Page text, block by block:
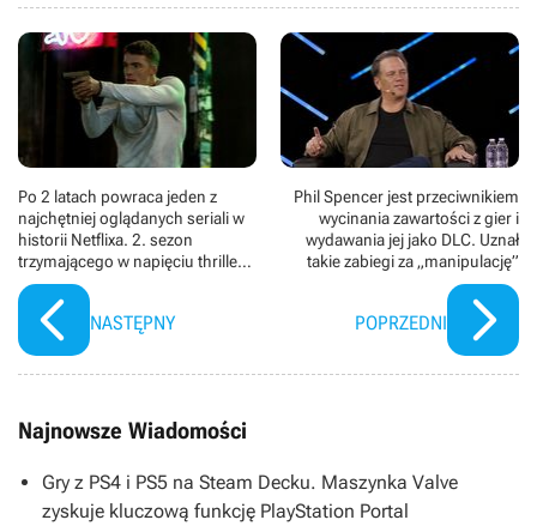
Po 2 latach powraca jeden z
najchętniej oglądanych seriali w
historii Netflixa. 2. sezon
trzymającego w napięciu thrillera
akcji ma już zwiastun i datę
premiery
NASTĘPNY
Phil Spencer jest przeciwnikiem
wycinania zawartości z gier i
wydawania jej jako DLC. Uznał
takie zabiegi za „manipulację”
POPRZEDNI
Najnowsze Wiadomości
Gry z PS4 i PS5 na Steam Decku. Maszynka Valve
zyskuje kluczową funkcję PlayStation Portal